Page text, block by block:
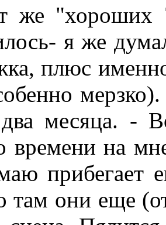
же "хороших
я же
плюс
месяца. -
времени на
прибегает
там они еще